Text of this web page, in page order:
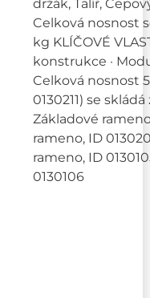
držák, Talíř,
Celková nosnost
kg KLÍČOVÉ
konstrukce ·
Celková nosnost
0130211) se
Základové
rameno, ID
rameno, ID
0130106